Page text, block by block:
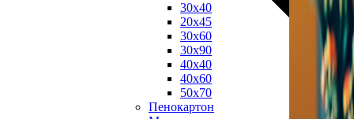
30х40
20х45
30х60
30х90
40х40
40х60
50х70
Пенокартон